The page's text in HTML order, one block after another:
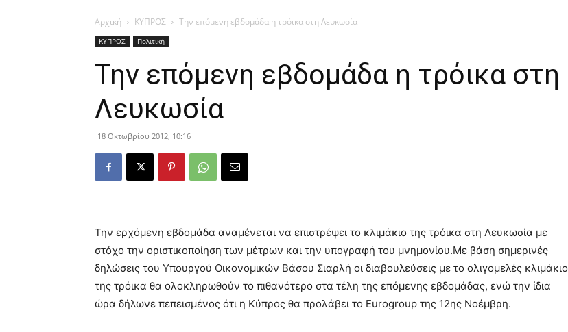
Αρχική ΚΥΠΡΟΣ Την επόμενη εβδομάδα η τρόικα στη Λευκωσία
ΚΥΠΡΟΣ Πολιτική
Την επόμενη εβδομάδα η τρόικα στη
Λευκωσία
18 Οκτωβρίου 2012, 10:16
Την ερχόμενη εβδομάδα αναμένεται να επιστρέψει το κλιμάκιο της τρόικα στη Λευκωσία με
στόχο την οριστικοποίηση των μέτρων και την υπογραφή του μνημονίου.Με βάση σημερινές
δηλώσεις του Υπουργού Οικονομικών Βάσου Σιαρλή οι διαβουλεύσεις με το ολιγομελές κλιμάκιο
της τρόικα θα ολοκληρωθούν το πιθανότερο στα τέλη της επόμενης εβδομάδας, ενώ την ίδια
ώρα δήλωνε πεπεισμένος ότι η Κύπρος θα προλάβει το Eurogroup της 12ης Νοέμβρη.